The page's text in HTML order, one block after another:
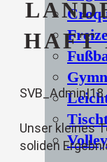
HAFT
SVB_Admin|
Unser kleines
soliden